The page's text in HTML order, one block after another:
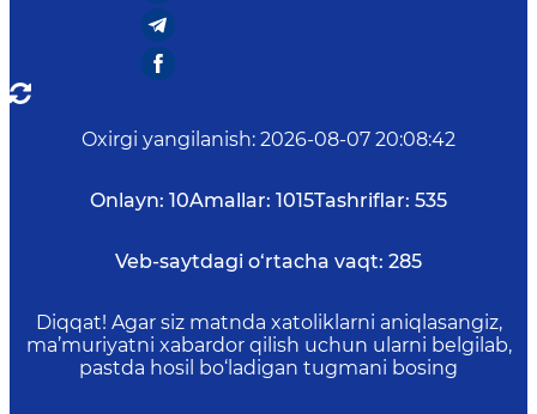
Oxirgi yangilanish: 2026-08-07 20:08:42
Onlayn: 10Amallar: 1015Tashriflar: 535
Veb-saytdagi o‘rtacha vaqt: 285
Diqqat! Agar siz matnda xatoliklarni aniqlasangiz,
ma’muriyatni xabardor qilish uchun ularni belgilab,
pastda hosil bo‘ladigan tugmani bosing